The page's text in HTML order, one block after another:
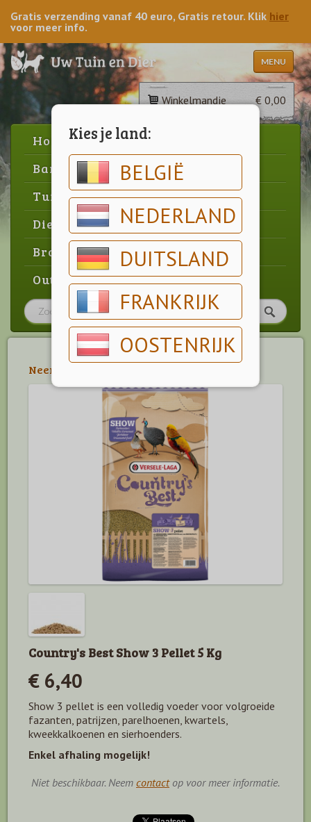
Kies je land:
BELGIË
NEDERLAND
DUITSLAND
FRANKRIJK
OOSTENRIJK
Gratis verzending vanaf 40 euro, Gratis retour. Klik hier
voor meer info.
MENU
Winkelmandje € 0,00
Home
Barbecue
Tuin
Dier
Brood & gebak
Outlet
Neerhofdier
Country's Best Show 3 Pellet 5 Kg
€ 6,40
Show 3 pellet is een volledig voeder voor volgroeide
fazanten, patrijzen, parelhoenen, kwartels,
kweekkalkoenen en sierhoenders.
Enkel afhaling mogelijk!
Niet beschikbaar. Neem contactop voor meer informatie.